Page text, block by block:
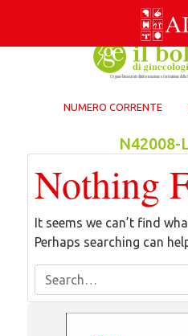
NUMERO CORRENTE
N42008-
Nothing
It seems we can’t find
Perhaps searching can